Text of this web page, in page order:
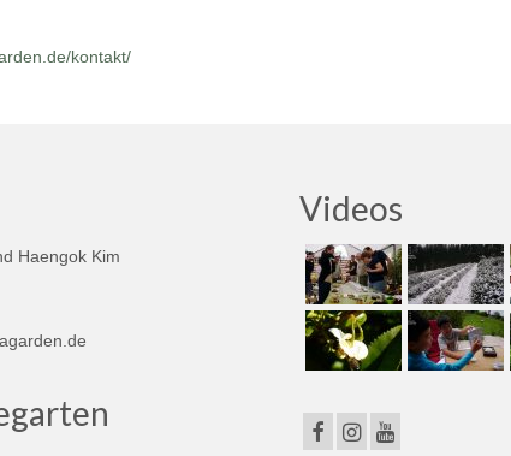
kontakt/
Haengok Kim
Videos